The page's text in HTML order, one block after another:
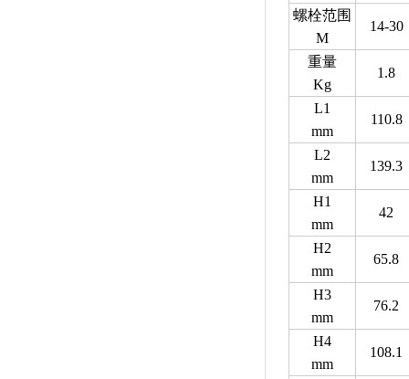
螺栓范围
M
14-30
重量
Kg
1.8
L1
mm
110.8
L2
mm
139.3
H1
mm
42
H2
mm
65.8
H3
mm
76.2
H4
mm
108.1